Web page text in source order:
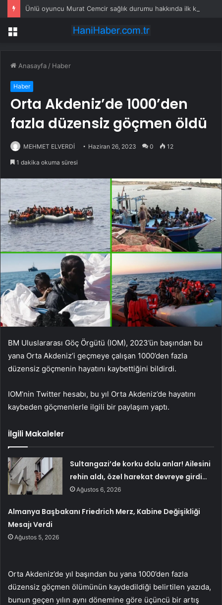
Menü
Anasayfa / Haber
Haber
Orta Akdeniz’de 1000’den
fazla düzensiz göçmen öldü
MEHMET ELVERDİ Haziran 26, 2023 0 12
1 dakika okuma süresi
BM Uluslararası Göç Örgütü (IOM), 2023’ün başından bu
yana Orta Akdeniz’i geçmeye çalışan 1000’den fazla
düzensiz göçmenin hayatını kaybettiğini bildirdi.
IOM’nin Twitter hesabı, bu yıl Orta Akdeniz’de hayatını
kaybeden göçmenlerle ilgili bir paylaşım yaptı.
İlgili Makaleler
Sultangazi’de korku dolu anlar! Ailesini
rehin aldı, özel harekat devreye girdi…
Ağustos 6, 2026
Almanya Başbakanı Friedrich Merz, Kabine Değişikliği
Mesajı Verdi
Ağustos 5, 2026
Orta Akdeniz’de yıl başından bu yana 1000’den fazla
düzensiz göçmen ölümünün kaydedildiği belirtilen yazıda,
bunun geçen yılın aynı dönemine göre üçüncü bir artış